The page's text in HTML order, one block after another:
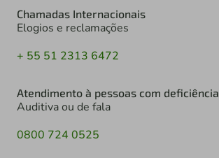
Chamadas Internacionais
Elogios e reclamações
+ 55 51 2313 6472
Atendimento à pessoas com deficiência
Auditiva ou de fala
0800 724 0525